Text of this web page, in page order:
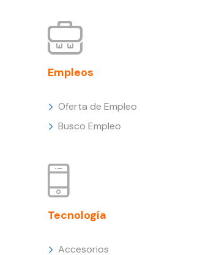
Empleos
Oferta de Empleo
Busco Empleo
Tecnología
Accesorios